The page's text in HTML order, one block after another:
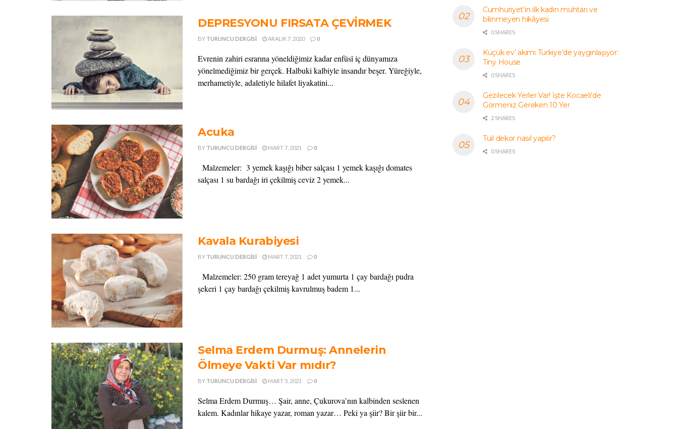
DEPRESYONU FIRSATA ÇEVİRMEK
BY TURUNCU DERGISI ARALIK 7, 2020 0
Evrenin zahiri esrarına yöneldiğimiz kadar enfüsî iç dünyamıza
yönelmediğimiz bir gerçek. Halbuki kalbiyle insandır beşer. Yüreğiyle,
merhametiyle, adaletiyle hilafet liyakatini...
Acuka
BY TURUNCU DERGISI MART 7, 2021 0
Malzemeler: 3 yemek kaşığı biber salçası 1 yemek kaşığı domates
salçası 1 su bardağı iri çekilmiş ceviz 2 yemek...
Kavala Kurabiyesi
BY TURUNCU DERGISI MART 7, 2021 0
Malzemeler: 250 gram tereyağ 1 adet yumurta 1 çay bardağı pudra
şekeri 1 çay bardağı çekilmiş kavrulmuş badem 1...
Selma Erdem Durmuş: Annelerin
Ölmeye Vakti Var mıdır?
BY TURUNCU DERGISI MART 5, 2021 0
Selma Erdem Durmuş… Şair, anne, Çukurova’nın kalbinden seslenen
kalem. Kadınlar hikaye yazar, roman yazar… Peki ya şiir? Bir şiir bir...
Cumhuriyet’in ilk kadın muhtarı ve
bilinmeyen hikâyesi
0 SHARES
Küçük ev’ akımı Türkiye’de yaygınlaşıyor:
Tiny House
0 SHARES
Gezilecek Yerler Var! İşte Kocaeli’de
Görmeniz Gereken 10 Yer
2 SHARES
Tuil dekor nasıl yapılır?
0 SHARES